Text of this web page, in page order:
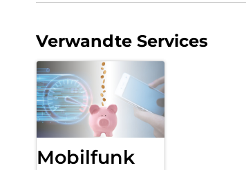
Verwandte Services
Mobilfunk